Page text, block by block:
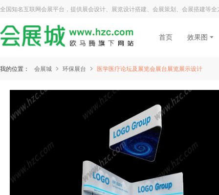
全国知名互联网会展平台，提供展会设计、展览设计搭建、会展策划、会展搭建等
首页 效果图
我的位置： 会展城 环保展台 医学医疗论坛及展览会展台展览展示设计